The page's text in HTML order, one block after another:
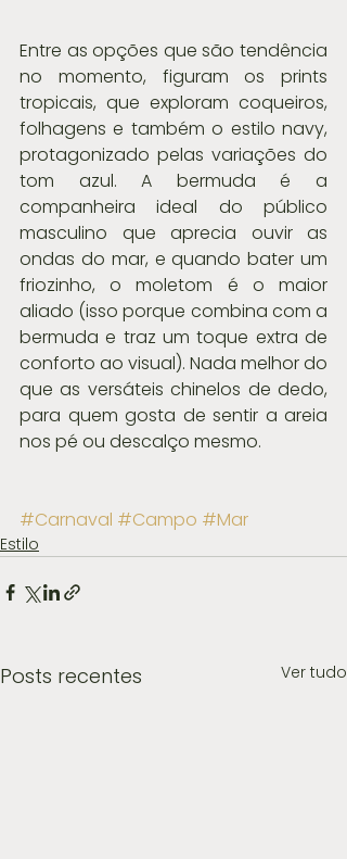
Entre as opções que são tendência
no momento, figuram os prints
tropicais, que exploram coqueiros,
folhagens e também o estilo navy,
protagonizado pelas variações do
tom azul. A bermuda é a
companheira ideal do público
masculino que aprecia ouvir as
ondas do mar, e quando bater um
friozinho, o moletom é o maior
aliado (isso porque combina com a
bermuda e traz um toque extra de
conforto ao visual). Nada melhor do
que as versáteis chinelos de dedo,
para quem gosta de sentir a areia
nos pé ou descalço mesmo.
#Carnaval #Campo #Mar
Estilo
Posts recentes Ver tudo